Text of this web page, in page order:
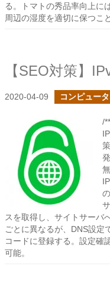
る。トマトの秀品率向上に
周辺の湿度を適切に保つこ
【SEO対策】
2020-04-09 コンピュータ
/**
スを取得し、サイトサーバ
ごとに異なるが、DNS設定
コードに登録する。設定確
可能。